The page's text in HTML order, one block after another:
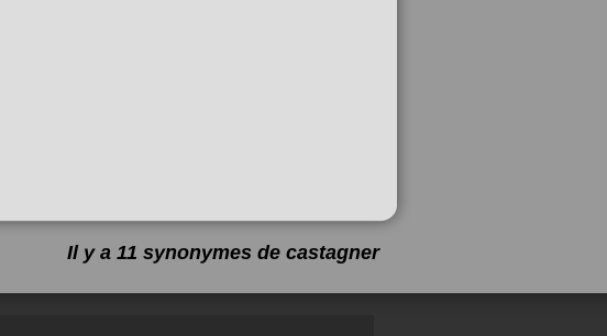
Il y a 11 synonymes de castagner